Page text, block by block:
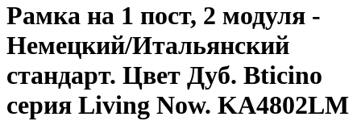
Рамка на 1 пост, 2 модуля -
Немецкий/Итальянский
стандарт. Цвет Дуб. Bticino
серия Living Now. KA4802LM